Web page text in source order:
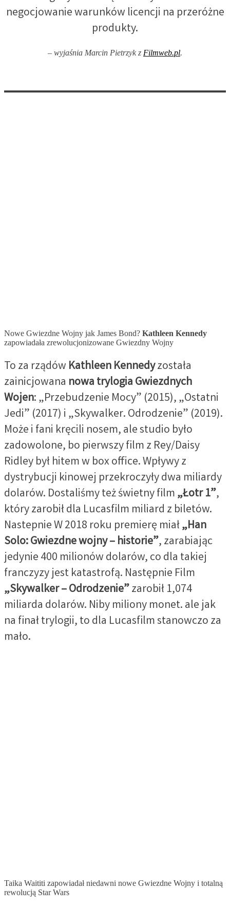
negocjowanie warunków licencji na przeróżne
produkty.
– wyjaśnia Marcin Pietrzyk z Filmweb.pl.
Nowe Gwiezdne Wojny jak James Bond? Kathleen Kennedy
zapowiadała zrewolucjonizowane Gwiezdny Wojny
To za rządów Kathleen Kennedyzostała
zainicjowana nowa trylogia Gwiezdnych
Wojen: „Przebudzenie Mocy” (2015), „Ostatni
Jedi” (2017) i „Skywalker. Odrodzenie” (2019).
Może i fani kręcili nosem, ale studio było
zadowolone, bo pierwszy film z Rey/Daisy
Ridley był hitem w box office. Wpływy z
dystrybucji kinowej przekroczyły dwa miliardy
dolarów. Dostaliśmy też świetny film„Łotr 1”,
który zarobił dla Lucasfilm miliard z biletów.
Nastepnie W 2018 roku premierę miał„Han
Solo: Gwiezdne wojny – historie”, zarabiając
jedynie 400 milionów dolarów, co dla takiej
franczyzy jest katastrofą. Następnie Film
„Skywalker – Odrodzenie”zarobił 1,074
miliarda dolarów. Niby miliony monet. ale jak
na finał trylogii, to dla Lucasfilm stanowczo za
mało.
Taika Waititi zapowiadał niedawni nowe Gwiezdne Wojny i totalną
rewolucją Star Wars